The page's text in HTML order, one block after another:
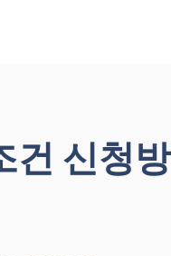
건 신청